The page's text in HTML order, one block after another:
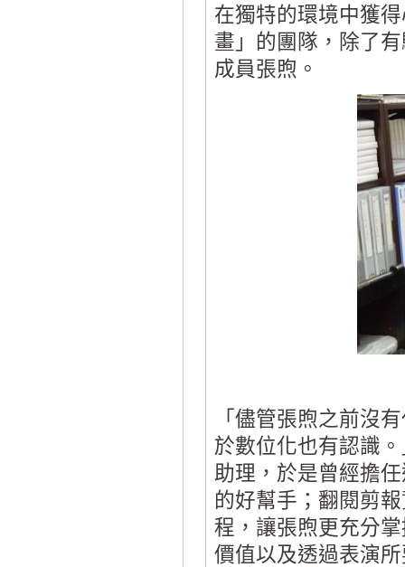
在獨特的環境中獲
畫」的團隊，除了
成員張煦。
「儘管張煦之前沒
於數位化也有認識
助理，於是曾經擔
的好幫手；翻閱剪
程，讓張煦更充分
價值以及透過表演